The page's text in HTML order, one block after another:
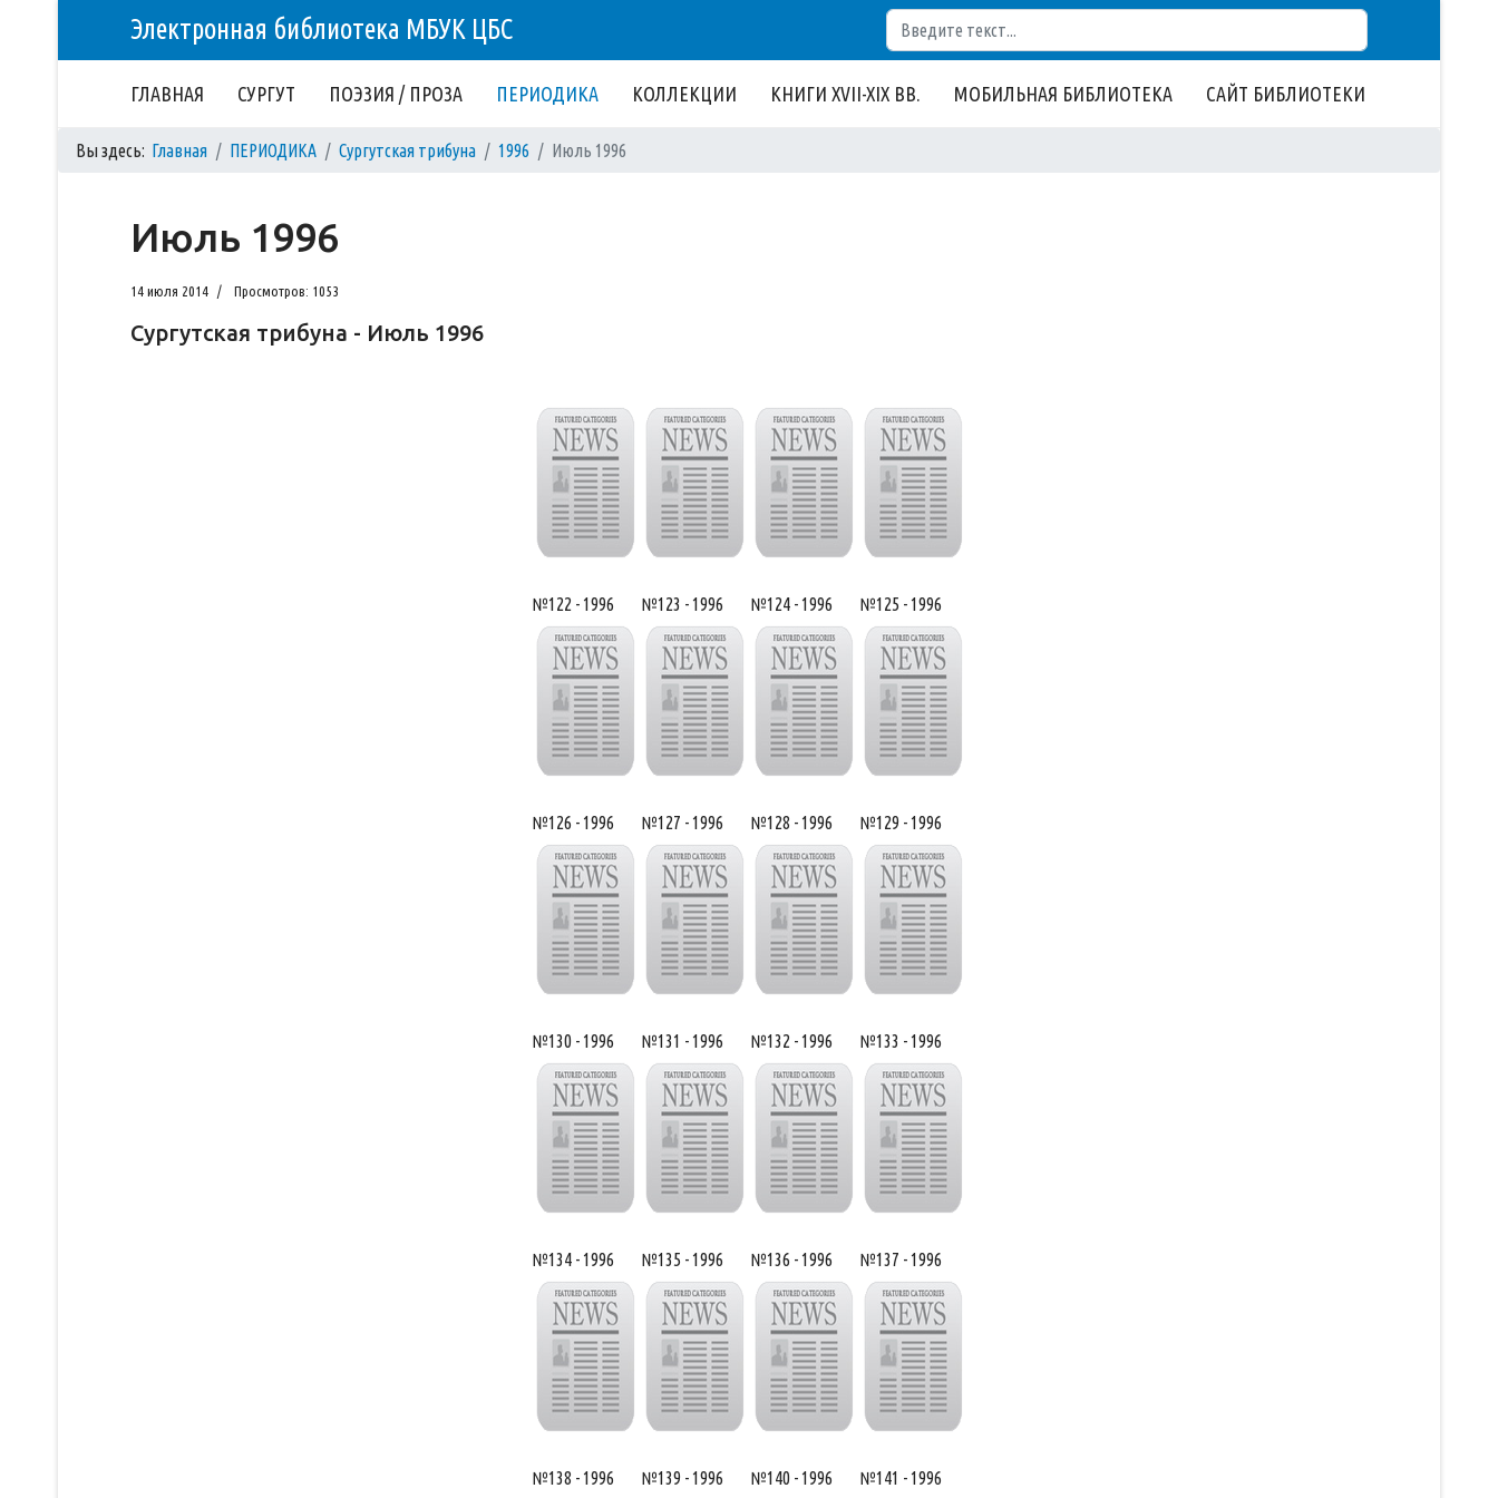
Электронная библиотека МБУК ЦБС
ГЛАВНАЯ СУРГУТ ПОЭЗИЯ / ПРОЗА ПЕРИОДИКА КОЛЛЕКЦИИ КНИГИ XVII-XIX ВВ. МОБИЛЬНАЯ БИБЛИОТЕКА САЙТ БИБЛИОТЕКИ
Вы здесь: Главная ПЕРИОДИКА Сургутская трибуна 1996 Июль 1996
Июль 1996
14 июля 2014 Просмотров: 1053
Сургутская трибуна - Июль 1996
№122 - 1996 №123 - 1996 №124 - 1996 №125 - 1996
№126 - 1996 №127 - 1996 №128 - 1996 №129 - 1996
№130 - 1996 №131 - 1996 №132 - 1996 №133 - 1996
№134 - 1996 №135 - 1996 №136 - 1996 №137 - 1996
№138 - 1996 №139 - 1996 №140 - 1996 №141 - 1996